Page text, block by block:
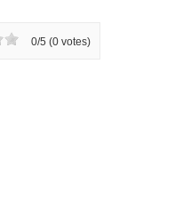
0/5 (0 votes)